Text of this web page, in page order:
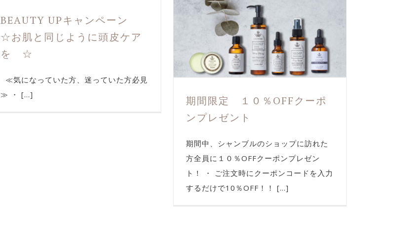
BEAUTY UPキャンペーン
☆お肌と同じように頭皮ケア
を ☆
≪気になっていた方、迷っていた方必見
≫ ・ [...]
期間限定 １０％OFFクーポ
ンプレゼント
期間中、シャンブルのショップに訪れた
方全員に１０％OFFクーポンプレゼン
ト！ ・ ご注文時にクーポンコードを入力
するだけで10％OFF！！ [...]